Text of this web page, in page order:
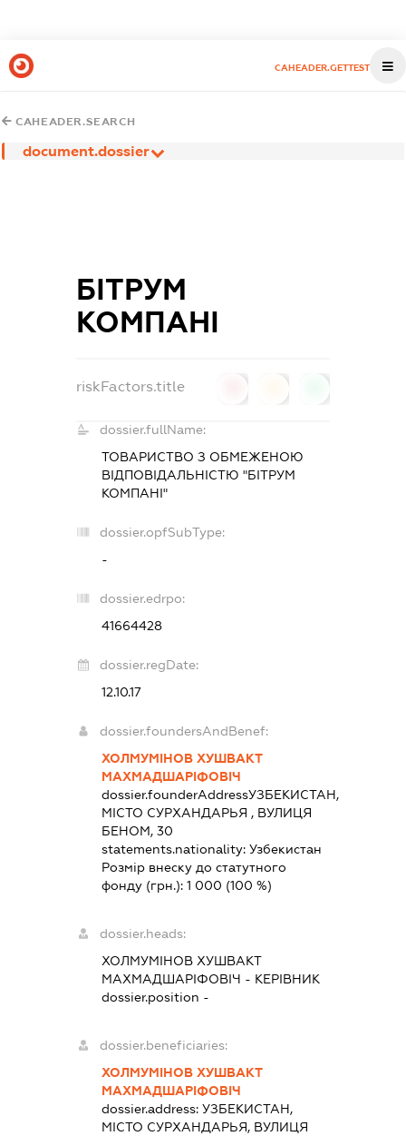
CAHEADER.GETTEST
CAHEADER.SEARCH
document.dossier
БІТРУМ
КОМПАНІ
riskFactors.title
dossier.fullName:
ТОВАРИСТВО З ОБМЕЖЕНОЮ
ВІДПОВІДАЛЬНІСТЮ "БІТРУМ
КОМПАНІ"
dossier.opfSubType:
-
dossier.edrpo:
41664428
dossier.regDate:
12.10.17
dossier.foundersAndBenef:
ХОЛМУМІНОВ ХУШВАКТ
МАХМАДШАРІФОВІЧ
dossier.founderAddressУЗБЕКИСТАН,
МІСТО СУРХАНДАРЬЯ , ВУЛИЦЯ
БЕНОМ, 30
statements.nationality: Узбекистан
Розмір внеску до статутного
фонду (грн.): 1 000 (100 %)
dossier.heads:
ХОЛМУМІНОВ ХУШВАКТ
МАХМАДШАРІФОВІЧ - КЕРІВНИК
dossier.position -
dossier.beneficiaries:
ХОЛМУМІНОВ ХУШВАКТ
МАХМАДШАРІФОВІЧ
dossier.address: УЗБЕКИСТАН,
МІСТО СУРХАНДАРЬЯ, ВУЛИЦЯ